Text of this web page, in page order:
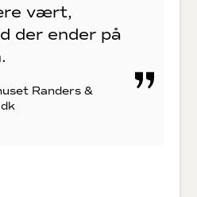
vært,
der ender på
Randers &